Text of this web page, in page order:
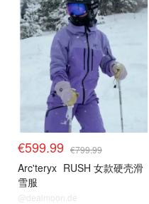
€599.99 €799.99
Arc'teryx RUSH 女款硬壳滑
雪服
@dealmoon.de